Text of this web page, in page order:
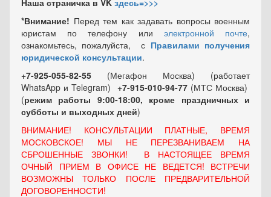
Наша страничка в VK здесь=>>>
*Внимание! Перед тем как задавать вопросы военным
юристам по телефону или электронной почте,
ознакомьтесь, пожалуйста, с Правилами получения
юридической консультации.
+7-925-055-82-55 (Мегафон Москва) (работает
WhatsApp и Telegram) +7-915-010-94-77 (МТС Москва)
(режим работы 9:00-18:00, кроме праздничных и
субботы и выходных дней)
ВНИМАНИЕ! КОНСУЛЬТАЦИИ ПЛАТНЫЕ, ВРЕМЯ
МОСКОВСКОЕ! МЫ НЕ ПЕРЕЗВАНИВАЕМ НА
СБРОШЕННЫЕ ЗВОНКИ! В НАСТОЯЩЕЕ ВРЕМЯ
ОЧНЫЙ ПРИЕМ В ОФИСЕ НЕ ВЕДЕТСЯ! ВСТРЕЧИ
ВОЗМОЖНЫ ТОЛЬКО ПОСЛЕ ПРЕДВАРИТЕЛЬНОЙ
ДОГОВОРЕННОСТИ!